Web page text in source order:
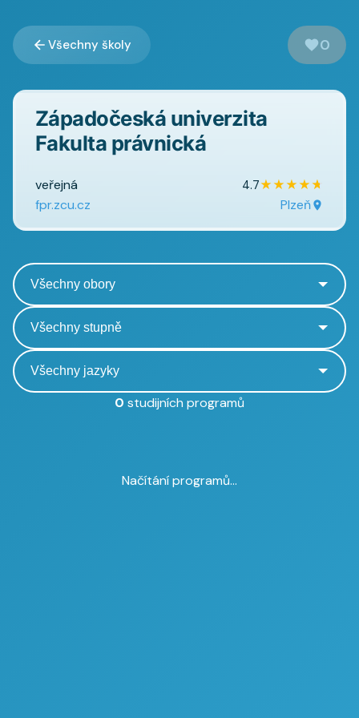
Všechny školy 0
Západočeská univerzita
Fakulta právnická
veřejná 4.7★★★★★
fpr.zcu.cz Plzeň
0 studijních programů
Načítání programů...